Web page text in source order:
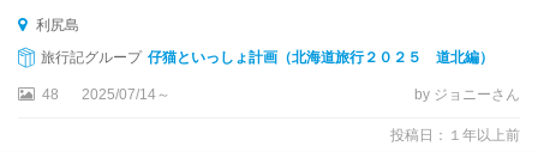
利尻島
旅行記グループ 仔猫といっしょ計画（北海道旅行２０２５ 道北編）
48 2025/07/14～ by ジョニーさん
投稿日：１年以上前